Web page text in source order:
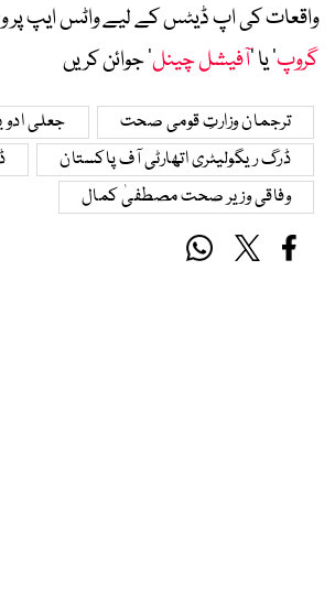
واقعات کی اپ ڈیٹس کے لیے واٹس ایپ پر
گروپ‘ یا ’آفیشل چینل‘ جوائن کریں
ترجمان وزارتِ قومی صحت
جعلی
ڈرگ ریگولیٹری اتھارٹی آف پاکستان
وفاقی وزیر صحت مصطفیٰ کمال